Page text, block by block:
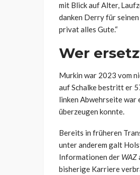
mit Blick auf Alter,
danken Derry für
privat alles Gute.“
Wer
Murkin war 2023 vom
auf Schalke bestritt er
linken Abwehrseite war
überzeugen konnte.
Bereits in früheren
unter anderem galt
Informationen der WAZ
bisherige Karriere